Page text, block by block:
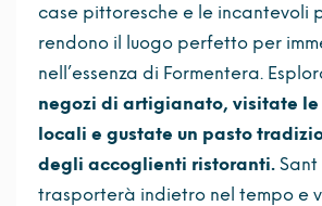
case pittoresche e le incantevoli
rendono il luogo perfetto per
nell’essenza di Formentera.
negozi di artigianato, visitate le
locali e gustate un pasto
degli accoglienti ristoranti. Sant
trasporterà indietro nel tempo e